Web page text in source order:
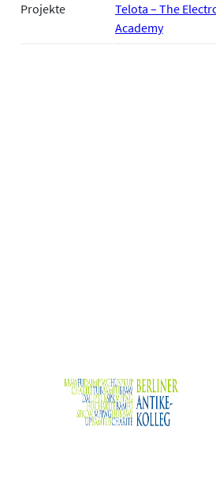
Projekte
Telota – The
Academy